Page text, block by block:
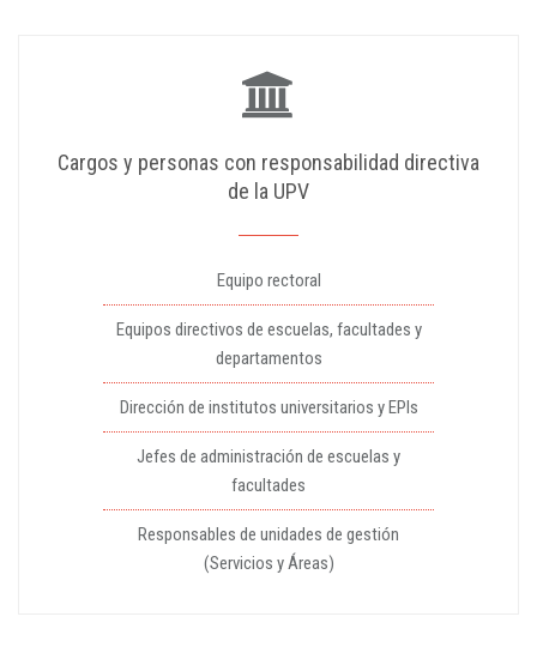
Cargos y personas con responsabilidad directiva
de la UPV
Equipo rectoral
Equipos directivos de escuelas, facultades y
departamentos
Dirección de institutos universitarios y EPIs
Jefes de administración de escuelas y
facultades
Responsables de unidades de gestión
(Servicios y Áreas)